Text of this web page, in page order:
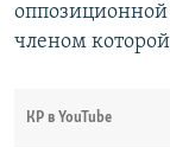
членом
КР в YouTube